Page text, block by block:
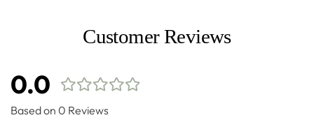
Customer Reviews
0.0
Based on 0 Reviews